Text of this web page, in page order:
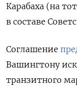
Карабаха (на
в составе
Соглашение
Вашингтону
транзитного